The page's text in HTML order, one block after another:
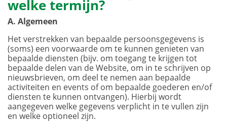
welke termijn?
A. Algemeen
Het verstrekken van bepaalde persoonsgegevens is
(soms) een voorwaarde om te kunnen genieten van
bepaalde diensten (bijv. om toegang te krijgen tot
bepaalde delen van de Website, om in te schrijven op
nieuwsbrieven, om deel te nemen aan bepaalde
activiteiten en events of om bepaalde goederen en/of
diensten te kunnen ontvangen). Hierbij wordt
aangegeven welke gegevens verplicht in te vullen zijn
en welke optioneel zijn.